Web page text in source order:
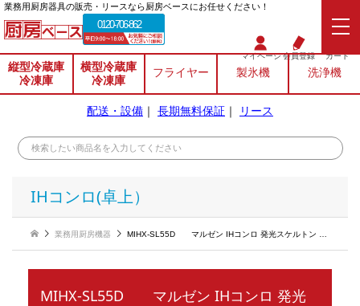
業務⽤厨房器具の販売・リースなら厨房ベースにお任せください！
0120-706-862
マイページ会員登録 カート
縦型冷蔵庫
冷凍庫
横型冷蔵庫
冷凍庫
フライヤー 製氷機 洗浄機
配送・設備 ｜ 長期無料保証 ｜ リース
IHコンロ(卓上）
業務用厨房機器 MIHX-SL55D マルゼン IHコンロ 発光スケルトン 5KW 2口タイプ インジケーター搭載
MIHX-SL55D マルゼン IHコンロ 発光